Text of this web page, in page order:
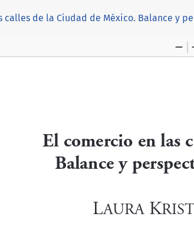
del artículo
calles de la Ciudad de México. Balance y